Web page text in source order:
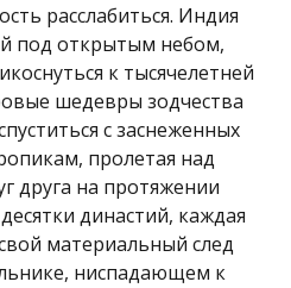
расслабиться. Индия
под открытым небом,
к тысячелетней
шедевры зодчества
с заснеженных
пролетая над
друга на протяжении
династий, каждая
материальный след
ниспадающем к